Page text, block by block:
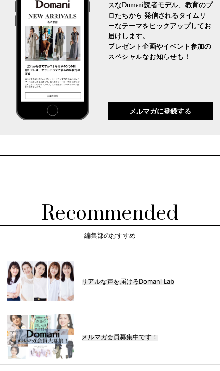
スなDomani読者モデル、教育のプ
ロたちから 発信されるタイムリ
ーなテーマをピックアップしてお
届けします。
プレゼント企画やイベント参加の
スペシャルなお知らせも！
メルマガに登録する
Recommended
編集部のおすすめ
リアルな声を届けるDomani Lab
メルマガ会員募集中です！